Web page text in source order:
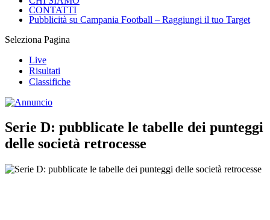
CONTATTI
Pubblicità su Campania Football – Raggiungi il tuo Target
Seleziona Pagina
Live
Risultati
Classifiche
Serie D: pubblicate le tabelle dei punteggi
delle società retrocesse